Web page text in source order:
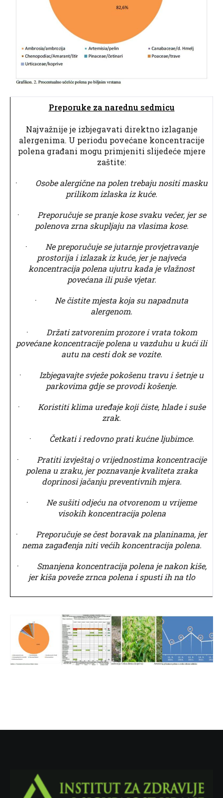
Preporuke za narednu sedmicu
Najvažnije je izbjegavati direktno izlaganje
alergenima. U periodu povećane koncentracije
polena građani mogu primjeniti slijedeće mjere
zaštite:
· Osobe alergične na polen trebaju nositi masku
prilikom izlaska iz kuće.
·
Preporučuje se pranje kose svaku večer, jer se
polenova zrna skupljaju na vlasima kose.
·
Ne preporučuje se jutarnje provjetravanje
prostorija i izlazak iz kuće, jer je najveća
koncentracija polena ujutru kada je vlažnost
povećana ili puše vjetar.
· Ne čistite mjesta koja su napadnuta
alergenom.
·
Držati zatvorenim prozore i vrata tokom
povećane koncentracije polena u vazduhu u kući ili
autu na cesti dok se vozite.
· Izbjegavajte svježe pokošenu travu i šetnje u
parkovima gdje se provodi košenje.
·
Koristiti klima uređaje koji čiste, hlade i suše
zrak.
· Četkati i redovno prati kućne ljubimce.
·
Pratiti izvještaj o vrijednostima koncentracije
polena u zraku, jer poznavanje kvaliteta zraka
doprinosi jačanju preventivnih mjera.
· Ne sušiti odjeću na otvorenom u vrijeme
visokih koncentracija polena
· Preporučuje se čest boravak na planinama, jer
nema zagađenja niti većih koncentracija polena.
· Smanjena koncentracija polena je nakon kiše,
jer kiša poveže zrnca polena i spusti ih na tlo